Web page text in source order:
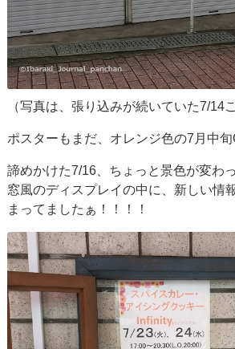
（写真は、張り込みが続いていた7/14ご
ポスターもまだ、オレンジ色の7月中旬
諦めかけた7/16、ちょっと景色が変わ
窓風のディスプレイの中に、新しい情
まってましたぁ！！！！